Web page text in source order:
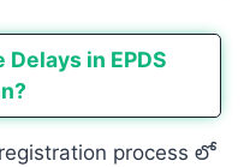
Delays in EPDS
process లో